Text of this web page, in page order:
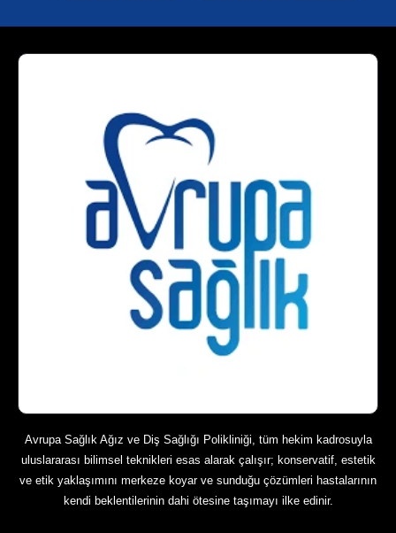
Avrupa Sağlık Ağız ve Diş Sağlığı Polikliniği, tüm hekim kadrosuyla
uluslararası bilimsel teknikleri esas alarak çalışır; konservatif, estetik
ve etik yaklaşımını merkeze koyar ve sunduğu çözümleri hastalarının
kendi beklentilerinin dahi ötesine taşımayı ilke edinir.